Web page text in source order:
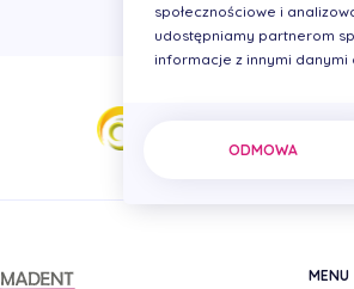
MENU
społecznościowe i
udostępniamy partnerom
informacje z innymi danymi
ODMOWA